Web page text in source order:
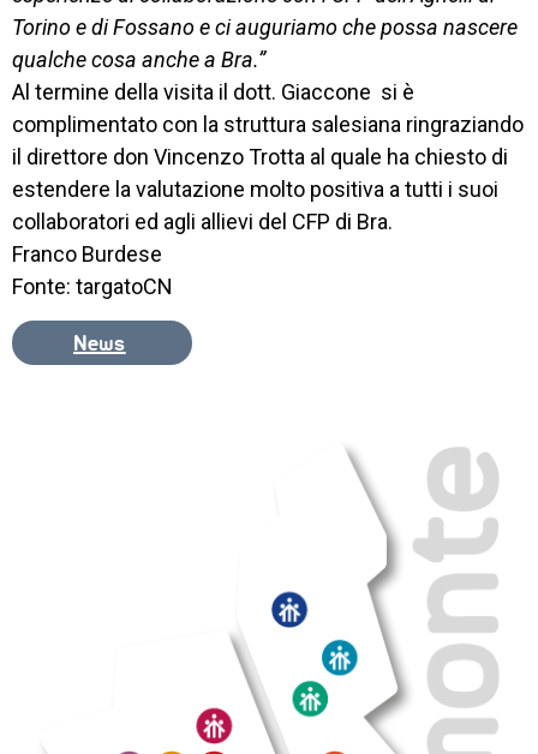
Torino e di Fossano e ci auguriamo che possa nascere
qualche cosa anche a Bra.”
Al termine della visita il dott. Giaccone si è
complimentato con la struttura salesiana ringraziando
il direttore don Vincenzo Trotta al quale ha chiesto di
estendere la valutazione molto positiva a tutti i suoi
collaboratori ed agli allievi del CFP di Bra.
Franco Burdese
Fonte: targatoCN
News